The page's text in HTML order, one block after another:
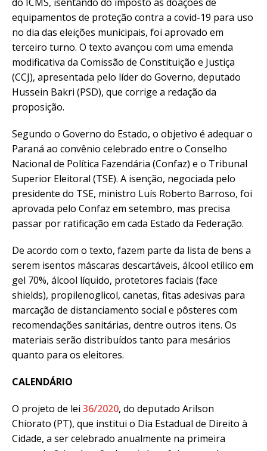
equipamentos de proteção contra a covid-19 para uso
no dia das eleições municipais, foi aprovado em
terceiro turno. O texto avançou com uma emenda
modificativa da Comissão de Constituição e Justiça
(CCJ), apresentada pelo líder do Governo, deputado
Hussein Bakri (PSD), que corrige a redação da
proposição.
Segundo o Governo do Estado, o objetivo é adequar o
Paraná ao convênio celebrado entre o Conselho
Nacional de Política Fazendária (Confaz) e o Tribunal
Superior Eleitoral (TSE). A isenção, negociada pelo
presidente do TSE, ministro Luís Roberto Barroso, foi
aprovada pelo Confaz em setembro, mas precisa
passar por ratificação em cada Estado da Federação.
De acordo com o texto, fazem parte da lista de bens a
serem isentos máscaras descartáveis, álcool etílico em
gel 70%, álcool líquido, protetores faciais (face
shields), propilenoglicol, canetas, fitas adesivas para
marcação de distanciamento social e pôsteres com
recomendações sanitárias, dentre outros itens. Os
materiais serão distribuídos tanto para mesários
quanto para os eleitores.
CALENDÁRIO
O projeto de lei 36/2020, do deputado Arilson
Chiorato (PT), que institui o Dia Estadual de Direito à
Cidade, a ser celebrado anualmente na primeira